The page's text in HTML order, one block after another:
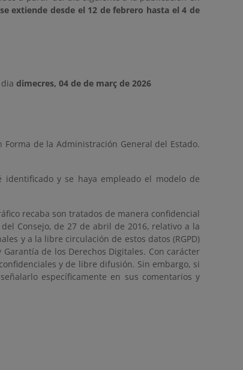
extiende desde el 12 de febrero hasta el 4 de
dimecres, 04 de de març de 2026
de la Administración General del Estado.
y se haya empleado el modelo de
recaba son tratados de manera confidencial
Consejo, de 27 de abril de 2016, relativo a la
y a la libre circulación de estos datos (RGPD)
de los Derechos Digitales. Con carácter
y de libre difusión. Sin embargo, si
específicamente en sus comentarios y